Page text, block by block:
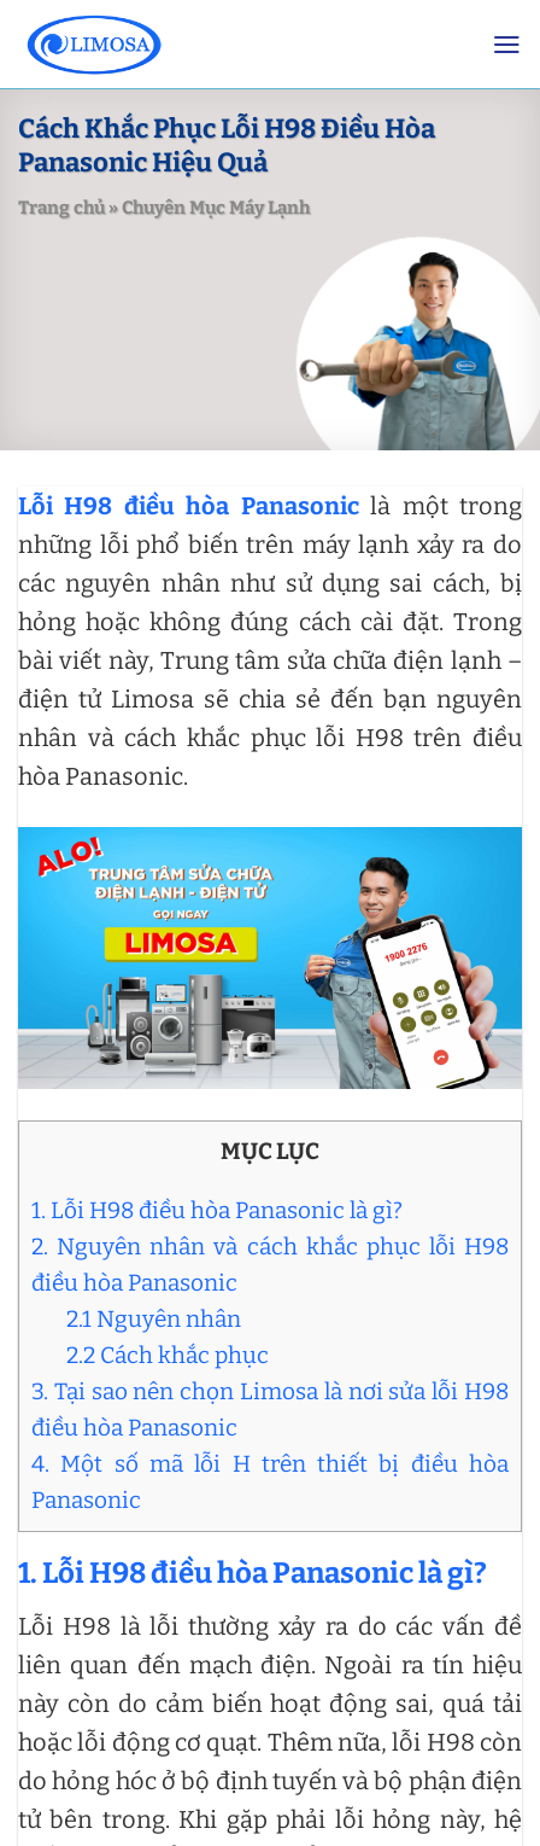
content
Cách Khắc Phục Lỗi H98 Điều Hòa
Panasonic Hiệu Quả
Trang chủ»Chuyên Mục Máy Lạnh
Lỗi H98 điều hòa Panasonic là một trong
những lỗi phổ biến trên máy lạnh xảy ra do
các nguyên nhân như sử dụng sai cách, bị
hỏng hoặc không đúng cách cài đặt. Trong
bài viết này, Trung tâm sửa chữa điện lạnh –
điện tử Limosa sẽ chia sẻ đến bạn nguyên
nhân và cách khắc phục lỗi H98 trên điều
hòa Panasonic.
MỤC LỤC
1. Lỗi H98 điều hòa Panasonic là gì?
2. Nguyên nhân và cách khắc phục lỗi H98
điều hòa Panasonic
2.1 Nguyên nhân
2.2 Cách khắc phục
3. Tại sao nên chọn Limosa là nơi sửa lỗi H98
điều hòa Panasonic
4. Một số mã lỗi H trên thiết bị điều hòa
Panasonic
1. Lỗi H98 điều hòa Panasonic là gì?
Lỗi H98 là lỗi thường xảy ra do các vấn đề
liên quan đến mạch điện. Ngoài ra tín hiệu
này còn do cảm biến hoạt động sai, quá tải
hoặc lỗi động cơ quạt. Thêm nữa, lỗi H98 còn
do hỏng hóc ở bộ định tuyến và bộ phận điện
tử bên trong. Khi gặp phải lỗi hỏng này, hệ